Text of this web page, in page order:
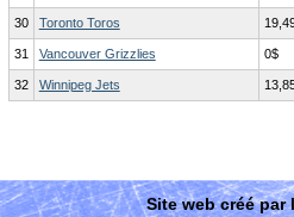
30 Toronto Toros
31 Vancouver Grizzlies 0$
32 Winnipeg Jets
Site web créé par